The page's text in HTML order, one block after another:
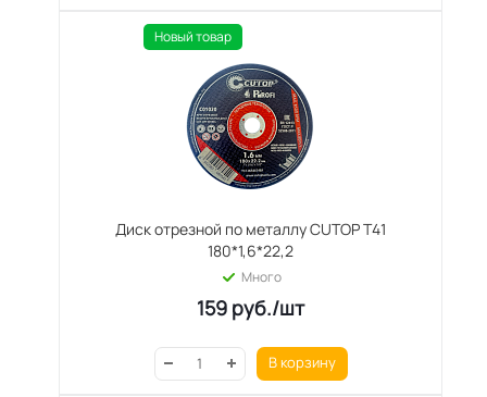
Новый товар
Диск отрезной по металлу CUTOP T41
180*1,6*22,2
Много
159 руб./шт
В корзину